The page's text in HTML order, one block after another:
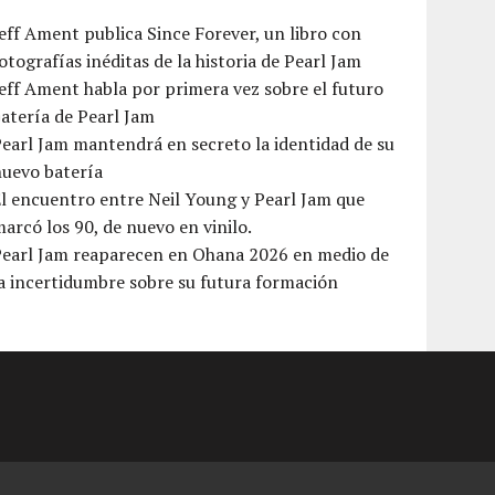
Ament publica Since Forever, un libro con
inéditas de la historia de Pearl Jam
Ament habla por primera vez sobre el futuro
de Pearl Jam
Jam mantendrá en secreto la identidad de su
batería
encuentro entre Neil Young y Pearl Jam que
los 90, de nuevo en vinilo.
Jam reaparecen en Ohana 2026 en medio de
incertidumbre sobre su futura formación